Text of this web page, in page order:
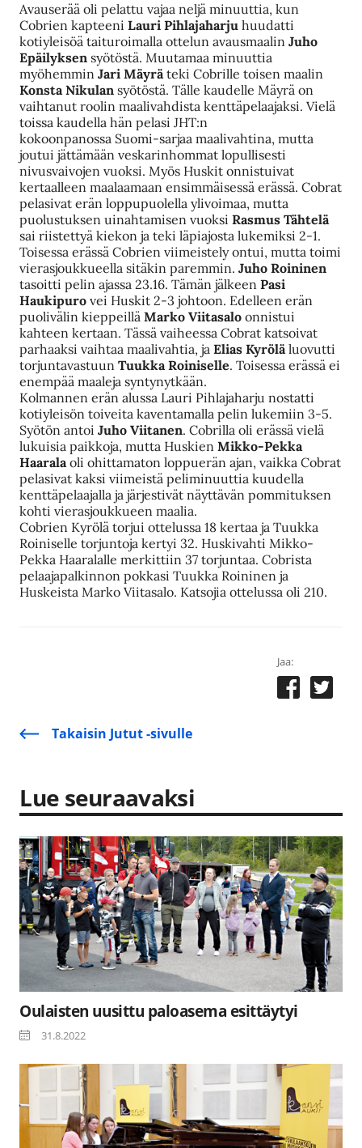
Avauserää oli pelattu vajaa neljä minuuttia, kun
Cobrien kapteeniLauri Pihlajaharju huudatti
kotiyleisöä taituroimalla ottelun avausmaalinJuho
Epäilyksen syötöstä. Muutamaa minuuttia
myöhemminJari Mäyräteki Cobrille toisen maalin
Konsta Nikulan syötöstä. Tälle kaudelle Mäyrä on
vaihtanut roolin maalivahdista kenttäpelaajaksi. Vielä
toissa kaudella hän pelasi JHT:n
kokoonpanossa Suomi-sarjaa maalivahtina, mutta
joutui jättämään veskarinhommat lopullisesti
nivusvaivojen vuoksi. Myös Huskit onnistuivat
kertaalleen maalaamaan ensimmäisessä erässä. Cobrat
pelasivat erän loppupuolella ylivoimaa, mutta
puolustuksen uinahtamisen vuoksiRasmus Tähtelä
sai riistettyä kiekon ja teki läpiajosta lukemiksi 2-1.
Toisessa erässä Cobrien viimeistely ontui, mutta toimi
vierasjoukkueella sitäkin paremmin.Juho Roininen
tasoitti pelin ajassa 23.16. Tämän jälkeenPasi
Haukipuro vei Huskit 2-3 johtoon. Edelleen erän
puolivälin kieppeilläMarko Viitasalo onnistui
kahteen kertaan. Tässä vaiheessa Cobrat katsoivat
parhaaksi vaihtaa maalivahtia, jaElias Kyröläluovutti
torjuntavastuunTuukka Roiniselle. Toisessa erässä ei
enempää maaleja syntynytkään.
Kolmannen erän alussa Lauri Pihlajaharju nostatti
kotiyleisön toiveita kaventamalla pelin lukemiin 3-5.
Syötön antoiJuho Viitanen. Cobrilla oli erässä vielä
lukuisia paikkoja, mutta HuskienMikko-Pekka
Haaralaoli ohittamaton loppuerän ajan, vaikka Cobrat
pelasivat kaksi viimeistä peliminuuttia kuudella
kenttäpelaajalla ja järjestivät näyttävän pommituksen
kohti vierasjoukkueen maalia.
Cobrien Kyrölä torjui ottelussa 18 kertaa ja Tuukka
Roiniselle torjuntoja kertyi 32. Huskivahti Mikko-
Pekka Haaralalle merkittiin 37 torjuntaa. Cobrista
pelaajapalkinnon pokkasi Tuukka Roininen ja
Huskeista Marko Viitasalo. Katsojia ottelussa oli 210.
Jaa:
Takaisin Jutut -sivulle
Lue seuraavaksi
Oulaisten uusittu paloasema esittäytyi
31.8.2022